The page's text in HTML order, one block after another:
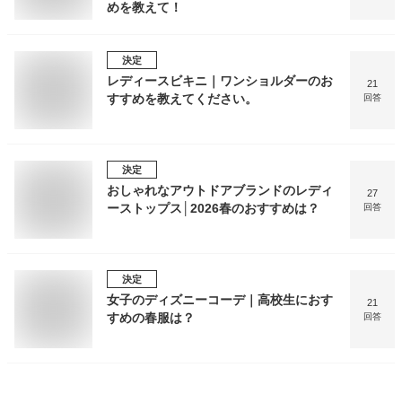
めを教えて！
決定
レディースビキニ｜ワンショルダーのお
すすめを教えてください。
21
回答
決定
おしゃれなアウトドアブランドのレディ
ーストップス│2026春のおすすめは？
27
回答
決定
女子のディズニーコーデ｜高校生におす
すめの春服は？
21
回答